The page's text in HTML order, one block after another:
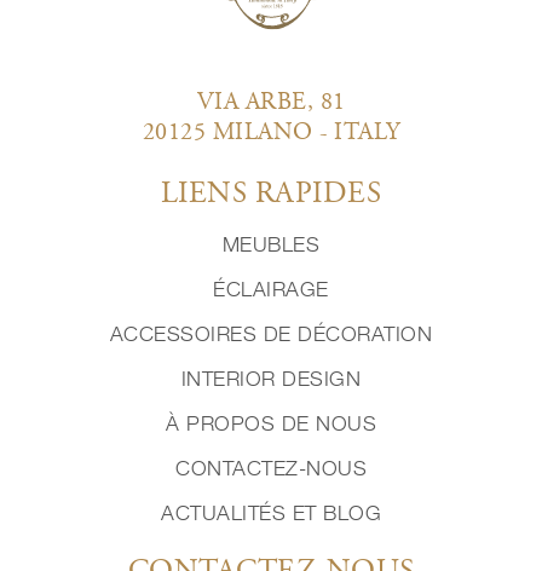
VIA ARBE, 81
20125 MILANO - ITALY
LIENS RAPIDES
MEUBLES
ÉCLAIRAGE
ACCESSOIRES DE DÉCORATION
INTERIOR DESIGN
À PROPOS DE NOUS
CONTACTEZ-NOUS
ACTUALITÉS ET BLOG